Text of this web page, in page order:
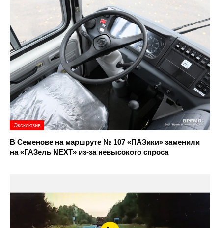
Эксклюзив
В Семенове на маршруте № 107 «ПАЗики» заменили
на «ГАЗель NEXT» из‑за невысокого спроса